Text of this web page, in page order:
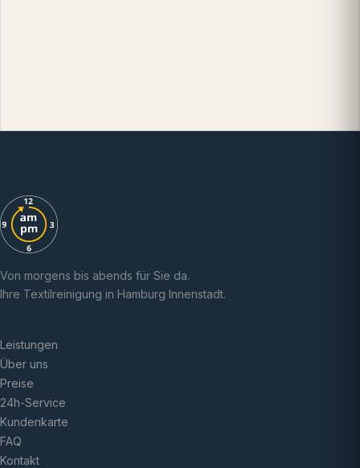
Von morgens bis abends für Sie da.
Ihre Textilreinigung in Hamburg Innenstadt.
Leistungen
Über uns
Preise
24h-Service
Kundenkarte
FAQ
Kontakt